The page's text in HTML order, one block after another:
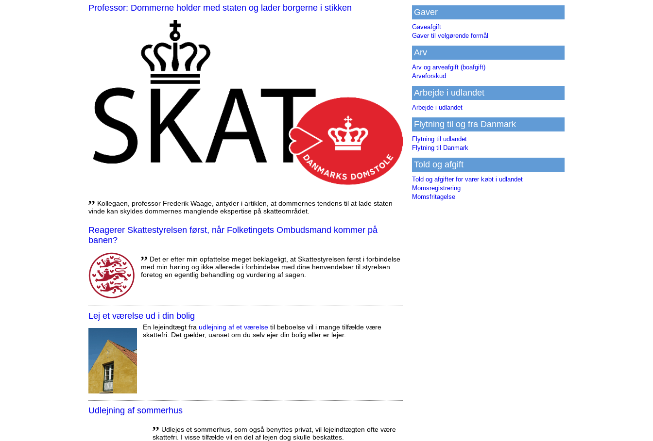
Professor: Dommerne holder med staten og lader borgerne i stikken
,, Kollegaen, professor Frederik Waage, antyder i artiklen, at dommernes tendens til at lade staten
vinde kan skyldes dommernes manglende ekspertise på skatteområdet.
Reagerer Skattestyrelsen først, når Folketingets Ombudsmand kommer på
banen?
,, Det er efter min opfattelse meget beklageligt, at Skattestyrelsen først i forbindelse
med min høring og ikke allerede i forbindelse med dine henvendelser til styrelsen
foretog en egentlig behandling og vurdering af sagen.
Lej et værelse ud i din bolig
En lejeindtægt fra udlejning af et værelse til beboelse vil i mange tilfælde være
skattefri. Det gælder, uanset om du selv ejer din bolig eller er lejer.
Udlejning af sommerhus
,, Udlejes et sommerhus, som også benyttes privat, vil lejeindtægten ofte være
skattefri. I visse tilfælde vil en del af lejen dog skulle beskattes.
Gaver
Gaveafgift
Gaver til velgørende formål
Arv
Arv og arveafgift (boafgift)
Arveforskud
Arbejde i udlandet
Arbejde i udlandet
Flytning til og fra Danmark
Flytning til udlandet
Flytning til Danmark
Told og afgift
Told og afgifter for varer købt i udlandet
Momsregistrering
Momsfritagelse